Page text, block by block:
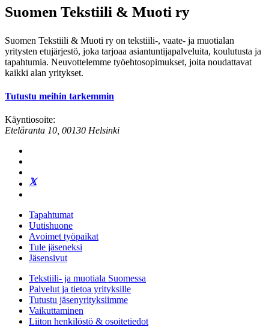
Suomen Tekstiili & Muoti ry
Suomen Tekstiili & Muoti ry on tekstiili-, vaate- ja muotialan
yritysten etujärjestö, joka tarjoaa asiantuntijapalveluita, koulutusta ja
tapahtumia. Neuvottelemme työehtosopimukset, joita noudattavat
kaikki alan yritykset.
Tutustu meihin tarkemmin
Käyntiosoite:
Eteläranta 10, 00130 Helsinki
Tapahtumat
Uutishuone
Avoimet työpaikat
Tule jäseneksi
Jäsensivut
Tekstiili- ja muotiala Suomessa
Palvelut ja tietoa yrityksille
Tutustu jäsenyrityksiimme
Vaikuttaminen
Liiton henkilöstö & osoitetiedot